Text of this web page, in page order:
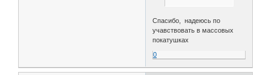
Спасибо, надеюсь по
учавствовать в массовых
покатушках
0